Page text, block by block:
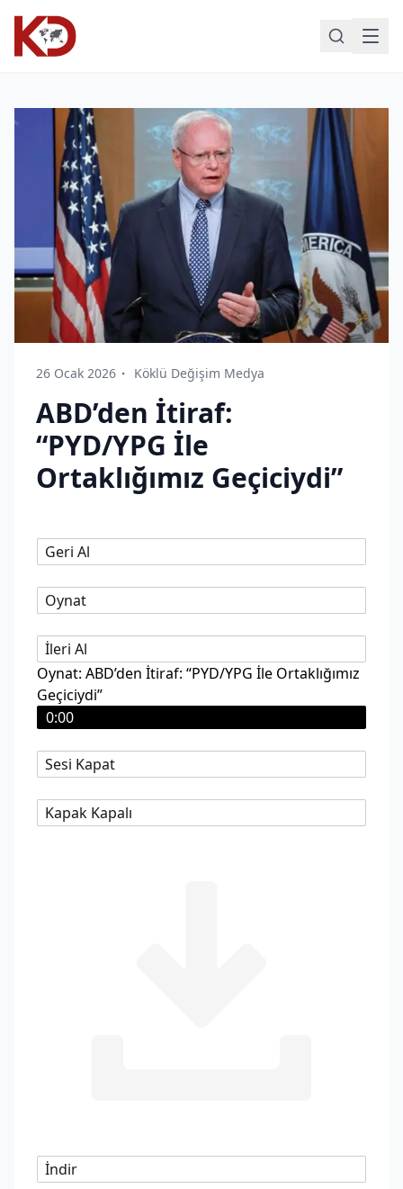
26 Ocak 2026 Köklü Değişim Medya
ABD’den İtiraf:
“PYD/YPG İle
Ortaklığımız Geçiciydi”
Geri Al
Oynat
İleri Al
Oynat: ABD’den İtiraf: “PYD/YPG İle Ortaklığımız
Geçiciydi”
0:00
Sesi Kapat
Kapak Kapalı
İndir